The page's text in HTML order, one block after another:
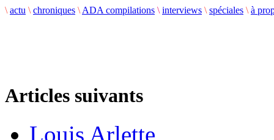
\ actu \ chroniques \ ADA compilations \ interviews \ spéciales \ à
Articles suivants
Louis Arlette